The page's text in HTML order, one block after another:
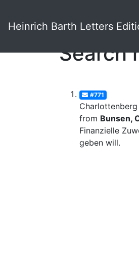
Heinrich Barth Letters
Search
#771
Charlottenberg
from Bunsen,
Finanzielle
geben will.